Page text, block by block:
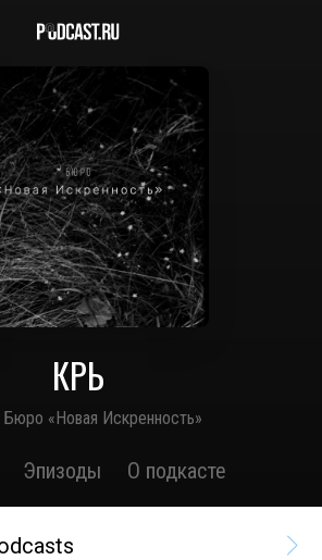
КРЬ
Бюро «Новая Искренность»
Эпизоды О подкасте